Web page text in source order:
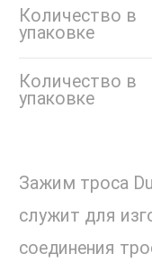
Количество в
упаковке
Количество в
упаковке
Зажим троса
служит для
соединения